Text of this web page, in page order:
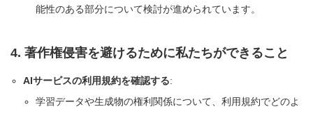
能性のある部分について検討が進められています。
4. 著作権侵害を避けるために私たちができること
AIサービスの利用規約を確認する:
学習データや生成物の権利関係について、利用規約でどのよ